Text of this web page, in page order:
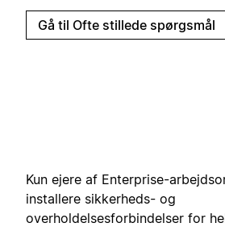
Gå til Ofte stillede spørgsmål
Kun ejere af Enterprise-
installere sikkerheds- og
overholdelsesforbindelser for